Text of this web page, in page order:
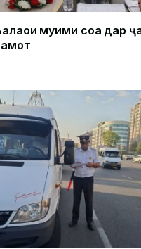
муҳими соҳа дар